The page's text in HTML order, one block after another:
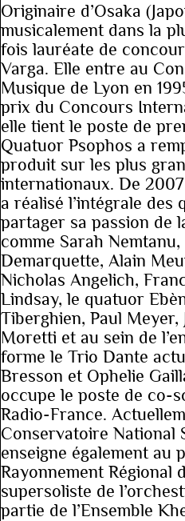
Originaire d’Osaka
musicalement dans la
fois lauréate de
Varga. Elle entre au
Musique de Lyon en
prix du Concours
elle tient le poste de
Quatuor Psophos a
produit sur les plus
internationaux. De
a réalisé l’intégrale des
partager sa passion de
comme Sarah
Demarquette, Alain
Nicholas Angelich,
Lindsay, le quatuor
Tiberghien, Paul
Moretti et au sein de
forme le Trio Dante
Bresson et Ophelie
occupe le poste de co-
Radio-France.
Conservatoire National
enseigne également au
Rayonnement Régional
supersoliste de
partie de l’Ensemble